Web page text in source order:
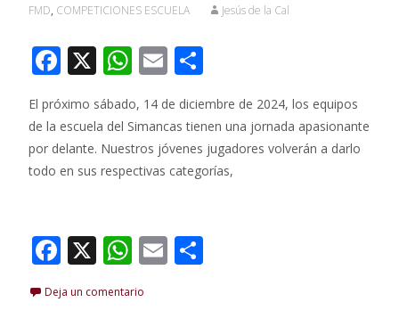
FMD, COMPETICIONES ESCUELA Jesús de la Cal
F
e
b
o
k
X W
at
s
A
p
E
m
ai
l
o
m
p
ar
El próximo sábado, 14 de diciembre de 2024, los equipos
de la escuela del Simancas tienen una jornada apasionante
por delante. Nuestros jóvenes jugadores volverán a darlo
todo en sus respectivas categorías,
F
e
X W
h
at
E
Deja un comentario